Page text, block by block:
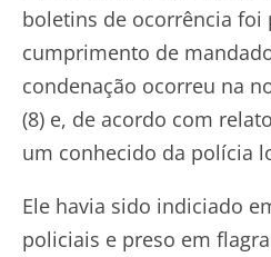
boletins de ocorrência foi
cumprimento de
condenação ocorreu na
(8) e, de acordo com
um conhecido da polícia
Ele havia sido indiciado
policiais e preso em